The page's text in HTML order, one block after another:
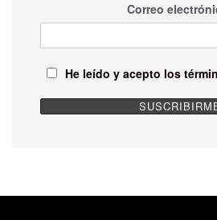
Correo
He leído y acepto los